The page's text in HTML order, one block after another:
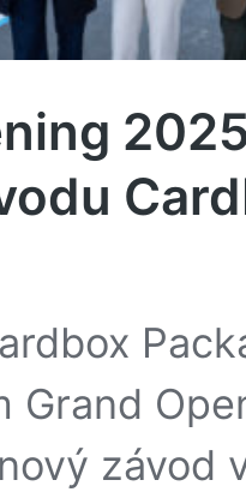
Grand
závod